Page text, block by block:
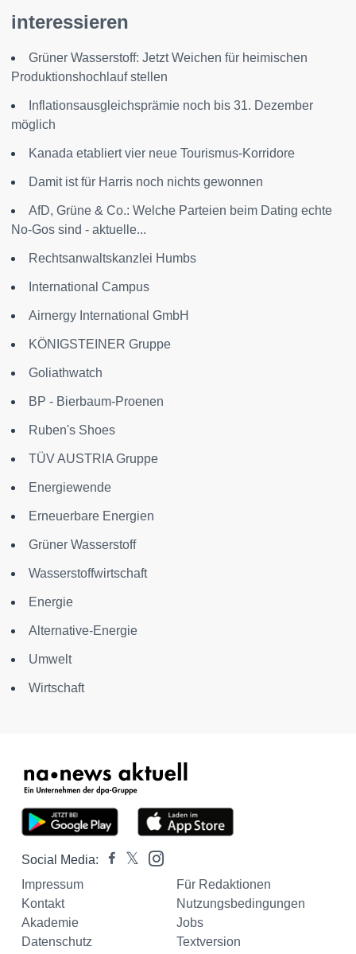
interessieren
Grüner Wasserstoff: Jetzt Weichen für heimischen
Produktionshochlauf stellen
Inflationsausgleichsprämie noch bis 31. Dezember
möglich
Kanada etabliert vier neue Tourismus-Korridore
Damit ist für Harris noch nichts gewonnen
AfD, Grüne & Co.: Welche Parteien beim Dating echte
No-Gos sind - aktuelle...
Rechtsanwaltskanzlei Humbs
International Campus
Airnergy International GmbH
KÖNIGSTEINER Gruppe
Goliathwatch
BP - Bierbaum-Proenen
Ruben's Shoes
TÜV AUSTRIA Gruppe
Energiewende
Erneuerbare Energien
Grüner Wasserstoff
Wasserstoffwirtschaft
Energie
Alternative-Energie
Umwelt
Wirtschaft
Social Media:
Impressum
Für Redaktionen
Kontakt
Nutzungsbedingungen
Akademie
Jobs
Datenschutz
Textversion